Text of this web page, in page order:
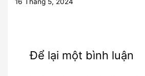
16 Tháng 5, 2024
Để lại một bình luận